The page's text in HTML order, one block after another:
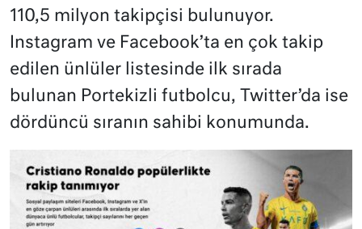
110,5 milyon takipçisi bulunuyor.
Instagram ve Facebook’ta en çok takip
edilen ünlüler listesinde ilk sırada
bulunan Portekizli futbolcu, Twitter’da ise
dördüncü sıranın sahibi konumunda.